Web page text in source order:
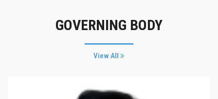
GOVERNING BODY
View All